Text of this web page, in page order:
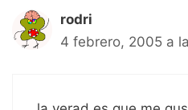
rodri
4 febrero, 2005 a